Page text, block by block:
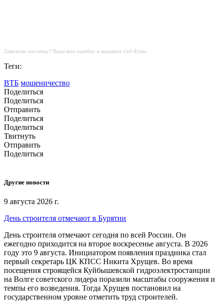
Заметили опечатку? Выделите ошибку и нажмите Ctrl+Enter.
Теги:
ВТБ мошеничество
Поделиться
Поделиться
Отправить
Поделиться
Поделиться
Твитнуть
Отправить
Поделиться
Другие новости
9 августа 2026 г.
День строителя отмечают в Бурятии
День строителя отмечают сегодня по всей России. Он
ежегодно приходится на второе воскресенье августа. В 2026
году это 9 августа. Инициатором появления праздника стал
первый секретарь ЦК КПСС Никита Хрущев. Во время
посещения строящейся Куйбышевской гидроэлектростанции
на Волге советского лидера поразили масштабы сооружения и
темпы его возведения. Тогда Хрущев постановил на
государственном уровне отметить труд строителей.